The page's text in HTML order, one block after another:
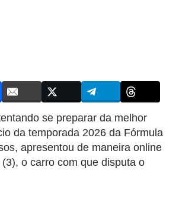
se preparar da melhor
da temporada 2026 da Fórmula
apresentou de maneira online
o carro com que disputa o